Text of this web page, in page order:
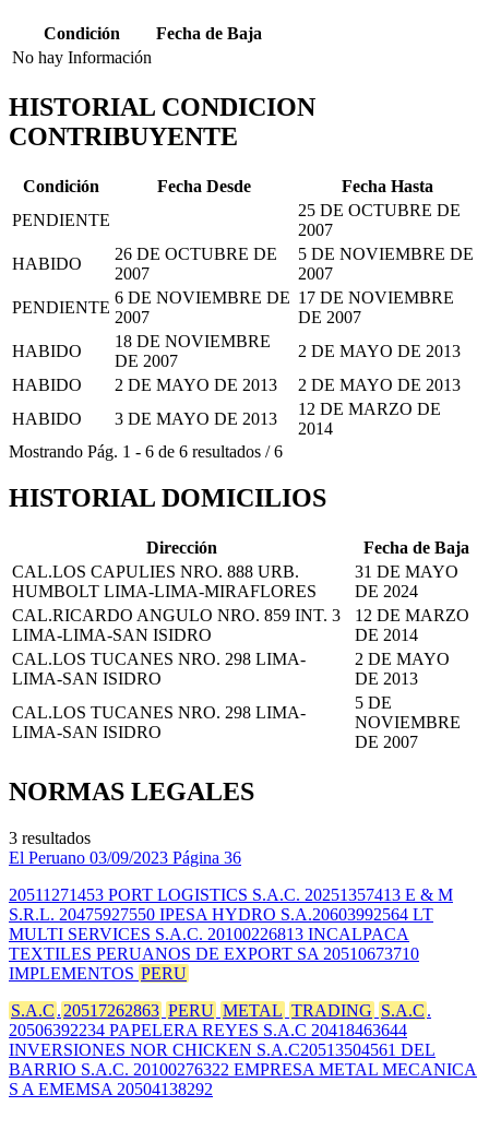
Condición
Fecha de Baja
No hay Información
HISTORIAL CONDICION
CONTRIBUYENTE
Condición Fecha Desde
Fecha Hasta
PENDIENTE
25 DE OCTUBRE DE
2007
HABIDO
26 DE OCTUBRE DE
2007
5 DE NOVIEMBRE DE
2007
PENDIENTE
6 DE NOVIEMBRE DE
2007
17 DE NOVIEMBRE
DE 2007
HABIDO
18 DE NOVIEMBRE
DE 2007
2 DE MAYO DE 2013
HABIDO
2 DE MAYO DE 2013
2 DE MAYO DE 2013
HABIDO
3 DE MAYO DE 2013
12 DE MARZO DE
2014
Mostrando Pág. 1 - 6 de 6 resultados /6
HISTORIAL DOMICILIOS
Dirección
Fecha de Baja
CAL.LOS CAPULIES NRO. 888 URB.
HUMBOLT LIMA-LIMA-MIRAFLORES
31 DE MAYO
DE 2024
CAL.RICARDO ANGULO NRO. 859 INT. 3
LIMA-LIMA-SAN ISIDRO
12 DE MARZO
DE 2014
CAL.LOS TUCANES NRO. 298 LIMA-
LIMA-SAN ISIDRO
2 DE MAYO
DE 2013
CAL.LOS TUCANES NRO. 298 LIMA-
LIMA-SAN ISIDRO
5 DE
NOVIEMBRE
DE 2007
NORMAS LEGALES
3 resultados
El Peruano 03/09/2023 Página 36
20511271453 PORT LOGISTICS S.A.C. 20251357413 E & M
S.R.L. 20475927550 IPESA HYDRO S.A.20603992564 LT
MULTI SERVICES S.A.C. 20100226813 INCALPACA
TEXTILES PERUANOS DE EXPORT SA 20510673710
IMPLEMENTOS PERU
S.A.C . 20517262863 PERU METAL TRADING S.A.C .
20506392234 PAPELERA REYES S.A.C 20418463644
INVERSIONES NOR CHICKEN S.A.C20513504561 DEL
BARRIO S.A.C. 20100276322 EMPRESA METAL MECANICA
S A EMEMSA 20504138292